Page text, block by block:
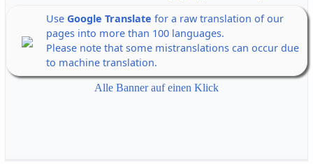
Use Google Translate for a raw translation of our
pages into more than 100 languages.
Please note that some mistranslations can occur due
to machine translation.
Alle Banner auf einen Klick